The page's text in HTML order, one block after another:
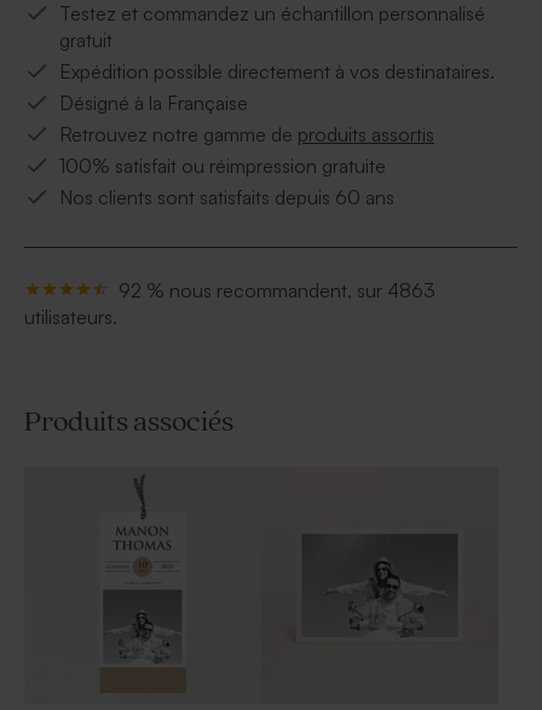
Testez et commandez un échantillon personnalisé
gratuit
Expédition possible directement à vos destinataires.
Désigné à la Française
Retrouvez notre gamme de produits assortis
100% satisfait ou réimpression gratuite
Nos clients sont satisfaits depuis 60 ans
92 % nous recommandent, sur 4863
utilisateurs.
Produits associés